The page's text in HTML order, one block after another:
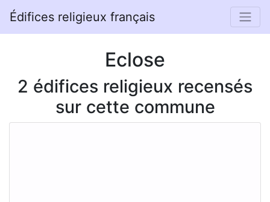
Édifices religieux français
Eclose
2 édifices religieux recensés
sur cette commune